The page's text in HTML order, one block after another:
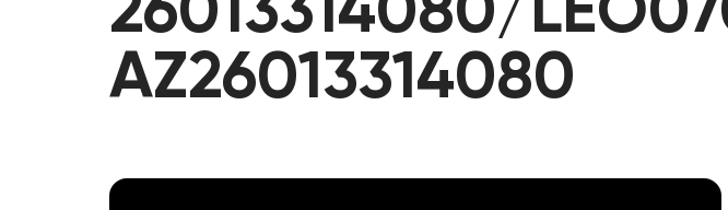
26013314080/
AZ26013314080